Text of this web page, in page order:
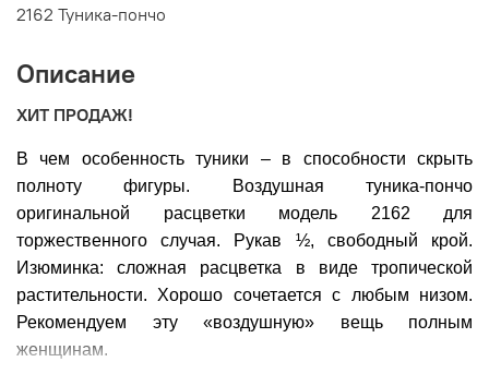
2162 Туника-пончо
Описание
ХИТ ПРОДАЖ!
В чем особенность туники – в способности скрыть
полноту фигуры. Воздушная туника-пончо
оригинальной расцветки модель 2162 для
торжественного случая. Рукав ½, свободный крой.
Изюминка: сложная расцветка в виде тропической
растительности. Хорошо сочетается с любым низом.
Рекомендуем эту «воздушную» вещь полным
женщинам.